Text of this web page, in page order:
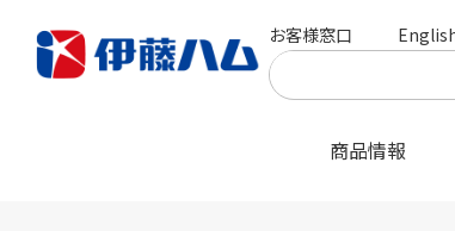
お客様窓口
商品情報